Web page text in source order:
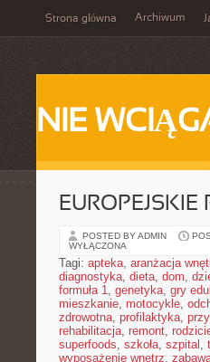
Strona główna Archiwum
NIE
EUROPEJSKIE
POSTED BY ADMIN
WYŁĄCZONA
Tagi: apteka, aranżacja
diagnostyka, dieta, dom,
formuła 1, genetyka, gry
mieszkanie, motocykle,
zdrowotna, profilaktyka,
rehabilitacja, remont,
superfoods, szkoła, szpital ,
wyposażenie wnętrz,